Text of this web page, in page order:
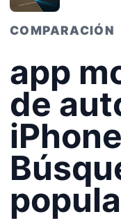
COMPARACIÓN
app
de